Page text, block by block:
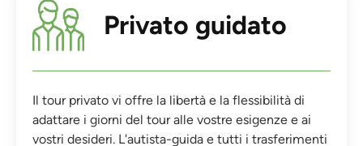
Privato guidato
Il tour privato vi offre la libertà e la flessibilità di
adattare i giorni del tour alle vostre esigenze e ai
vostri desideri. L'autista-guida e tutti i trasferimenti